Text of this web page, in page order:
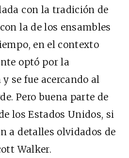
con la tradición de
la de los ensambles
en el contexto
optó por la
se fue acercando al
Pero buena parte de
los Estados Unidos, si
a detalles olvidados de
Walker.